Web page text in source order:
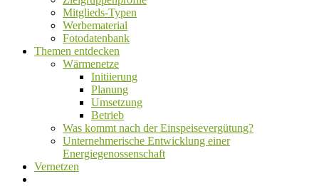
Mitglieds-Typen
Werbematerial
Fotodatenbank
Themen entdecken
Wärmenetze
Initiierung
Planung
Umsetzung
Betrieb
Was kommt nach der Einspeisevergütung?
Unternehmerische Entwicklung einer
Energiegenossenschaft
Vernetzen